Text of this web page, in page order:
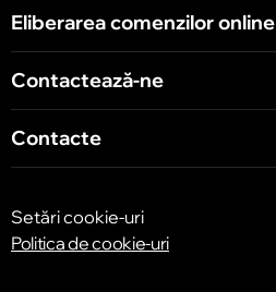
Chișinău
Eliberarea comenzilor online
Contactează-ne
Contacte
Setări cookie-uri
Politica de cookie-uri